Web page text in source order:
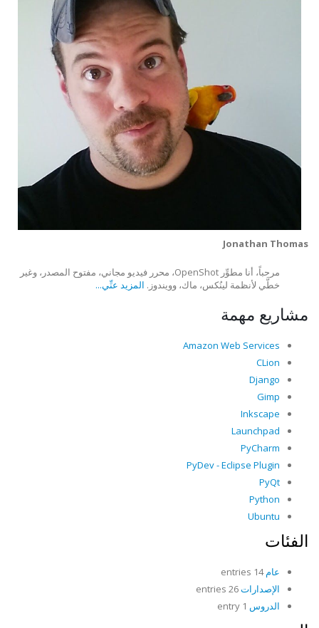
Jonathan Thomas
مرحباً، أنا مطوِّر OpenShot، محرر فيديو مجاني، مفتوح المصدر، وغير
خطَّي لأنظمة لينُكس، ماك، وويندوز. المزيد عنِّي...
مشاريع مهمة
Amazon Web Services
CLion
Django
Gimp
Inkscape
Launchpad
PyCharm
PyDev - Eclipse Plugin
PyQt
Python
Ubuntu
الفئات
عام14 entries
الإصدارات
الدروس